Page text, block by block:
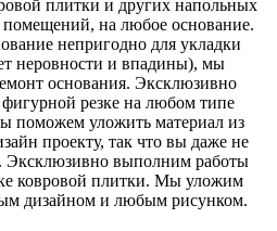
плитки и других напольных
на любое основание.
непригодно для укладки
неровности и впадины), мы
основания. Эксклюзивно
резке на любом типе
поможем уложить материал из
проекту, так что вы даже не
Эксклюзивно выполним работы
ковровой плитки. Мы уложим
дизайном и любым рисунком.